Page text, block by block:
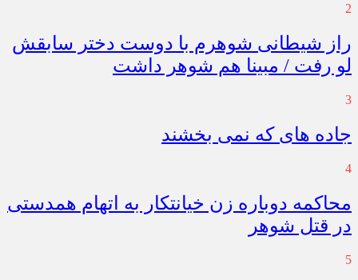
2
راز شیطانی شوهرم با دوست دختر سابقش
لو رفت / مبینا هم شوهر داشت
3
جاده های که نمی بخشند
4
محاکمه دوباره زن خیانتکار به اتهام همدستی
در قتل شوهر
5